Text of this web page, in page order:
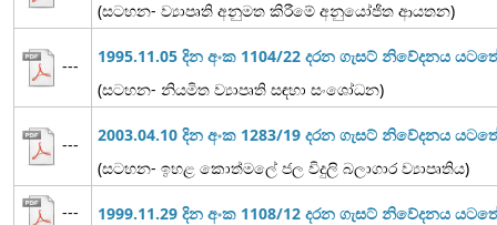
(සටහන- ව්‍යාපෘති අනුමත කිරීමේ අනුයෝජිත ආයතන)
---
1995.11.05 දින අංක 1104/22 දරන ගැසට් නිවේදනය
(සටහන- නියමිත ව්‍යාපෘති සඳහා සංශෝධන)
---
2003.04.10 දින අංක 1283/19 දරන ගැසට් නිවේදනය
(සටහන- ඉහළ කොත්මලේ ජල විදුලි බලාගාර ව්‍යාපෘතිය)
--- 1999.11.29 දින අංක 1108/12 දරන ගැසට් නිවේදනය